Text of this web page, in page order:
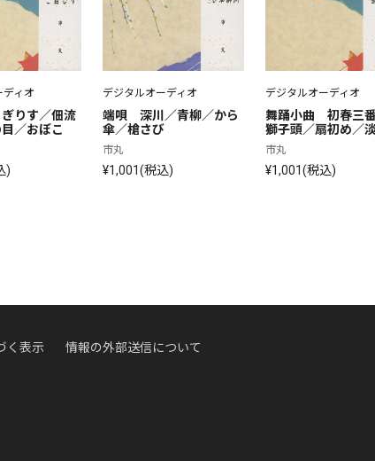
ディオ
りす／佃流
／おぼこ
)
デジタルオーディオ
端唄　深川／青柳／から
傘／槍さび
市丸
¥1,001(税込)
デジタルオーディオ
舞踊小曲　初春三
獅子頭／扇初め／
市丸
¥1,001(税込)
く表示 情報の外部送信について